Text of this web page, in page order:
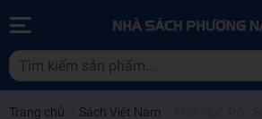
Trang chủ Sách Việt Nam